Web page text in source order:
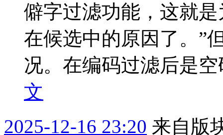
僻字过滤功能，这就
在候选中的原因了。”
况。在编码过滤后是
文
2025-12-16 23:20 来自版